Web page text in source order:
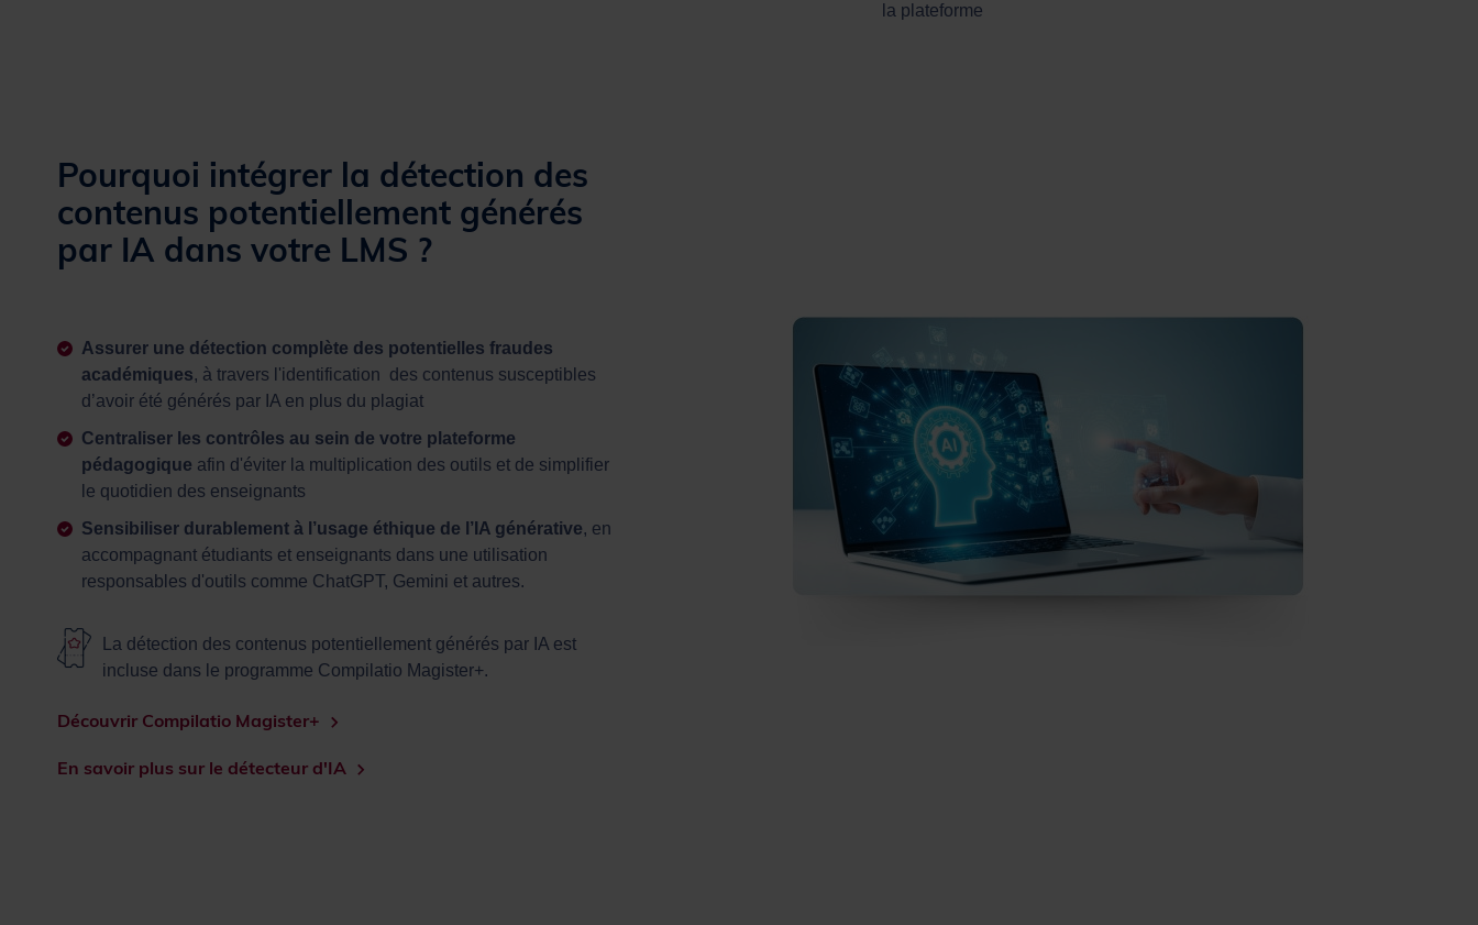
la plateforme
Pourquoi intégrer la détection des
contenus potentiellement générés
par IA dans votre LMS ?
Assurer une détection complète des potentielles fraudes
académiques, à travers l'identification des contenus susceptibles
d’avoir été générés par IA en plus du plagiat
Centraliser les contrôles au sein de votre plateforme
pédagogique afin d'éviter la multiplication des outils et de simplifier
le quotidien des enseignants
Sensibiliser durablement à l’usage éthique de l’IA générative, en
accompagnant étudiants et enseignants dans une utilisation
responsables d'outils comme ChatGPT, Gemini et autres.
La détection des contenus potentiellement générés par IA est
incluse dans le programme Compilatio Magister+.
Découvrir Compilatio Magister+
En savoir plus sur le détecteur d'IA